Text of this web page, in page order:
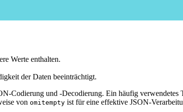
Werte enthalten.
der Daten beeinträchtigt.
Codierung und -Decodierung. Ein häufig verwendetes
von omitempty ist für eine effektive JSON-